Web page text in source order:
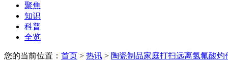
聚焦
知识
科普
全览
您的当前位置： 首页 > 热讯 > 陶瓷制品家庭打扫远离氢氟酸灼